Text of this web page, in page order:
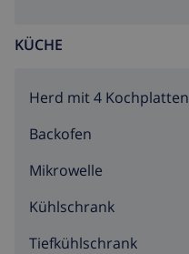
KÜCHE
Herd mit 4 Kochplatten
Backofen
Mikrowelle
Kühlschrank
Tiefkühlschrank